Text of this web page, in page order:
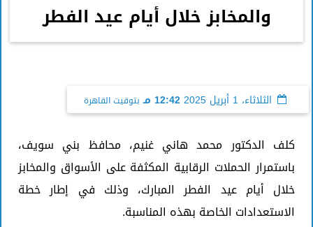
والمخابز خلال أيام عيد الفطر
الثلاثاء، 1 أبريل 2025 12:42 مـ بتوقيت القاهرة
كلف الدكتور محمد هاني غنيم، محافظ بني سويف،
باستمرار الحملات الرقابية المكثفة على الأسواق والمخابز
خلال أيام عيد الفطر المبارك، وذلك في إطار خطة
الاستعدادات الخاصة بهذه المناسبة.